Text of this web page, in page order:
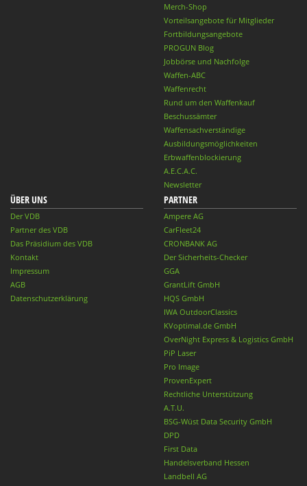
Merch-Shop
Vorteilsangebote für Mitglieder
Fortbildungsangebote
PROGUN Blog
Jobbörse und Nachfolge
Waffen-ABC
Waffenrecht
Rund um den Waffenkauf
Beschussämter
Waffensachverständige
Ausbildungsmöglichkeiten
Erbwaffenblockierung
A.E.C.A.C.
Newsletter
ÜBER UNS
Der VDB
Partner des VDB
Das Präsidium des VDB
Kontakt
Impressum
AGB
Datenschutzerklärung
PARTNER
Ampere AG
CarFleet24
CRONBANK AG
Der Sicherheits-Checker
GGA
GrantLift GmbH
HQS GmbH
IWA OutdoorClassics
KVoptimal.de GmbH
OverNight Express & Logistics GmbH
PiP Laser
Pro Image
ProvenExpert
Rechtliche Unterstützung
A.T.U.
BSG-Wüst Data Security GmbH
DPD
First Data
Handelsverband Hessen
Landbell AG